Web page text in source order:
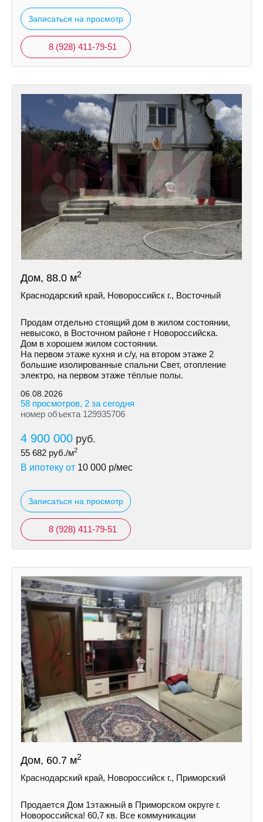
Записаться на просмотр
8 (928) 411-79-51
Дом, 88.0 м2
Краснодарский край, Новороссийск г., Восточный
Продам отдельно стоящий дом в жилом состоянии,
невысоко, в Восточном районе г Новороссийска.
Дом в хорошем жилом состоянии.
На первом этаже кухня и с/у, на втором этаже 2
большие изолированные спальни Свет, отопление
электро, на первом этаже тёплые полы.
06.08.2026
58 просмотров, 2 за сегодня
номер объекта 129935706
4 900 000 руб.
55 682 руб./м2
В ипотеку от 10 000 р/мес
Записаться на просмотр
8 (928) 411-79-51
Дом, 60.7 м2
Краснодарский край, Новороссийск г., Приморский
Продается Дом 1этажный в Приморском округе г.
Новороссийска! 60,7 кв. Все коммуникации